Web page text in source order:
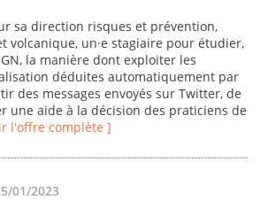
sa direction risques et prévention,
volcanique, un·e stagiaire pour étudier,
la manière dont exploiter les
déduites automatiquement par
des messages envoyés sur Twitter, de
une aide à la décision des praticiens de
l'offre complète ]
01/2023